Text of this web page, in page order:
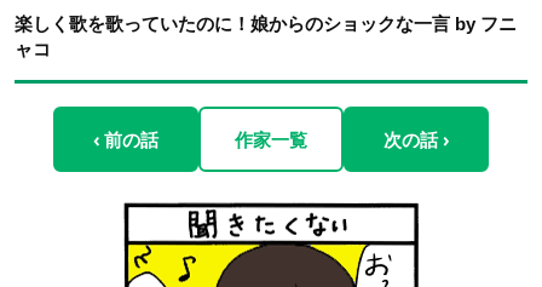
楽しく歌を歌っていたのに！娘からのショックな一言 by フニ
ャコ
‹ 前の話 作家一覧 次の話 ›